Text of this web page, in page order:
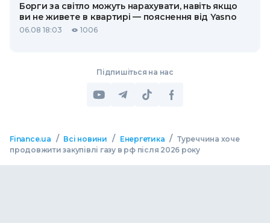
Борги за світло можуть нарахувати, навіть якщо
ви не живете в квартирі — пояснення від Yasno
06.08 18:03 1006
Підпишіться на нас
Finance.ua / Всі новини / Енергетика / Туреччина хоче
продовжити закупівлі газу в рф після 2026 року